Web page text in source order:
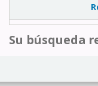
Su búsqueda